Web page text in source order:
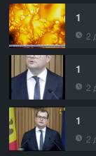
1
2
1
2
1
2